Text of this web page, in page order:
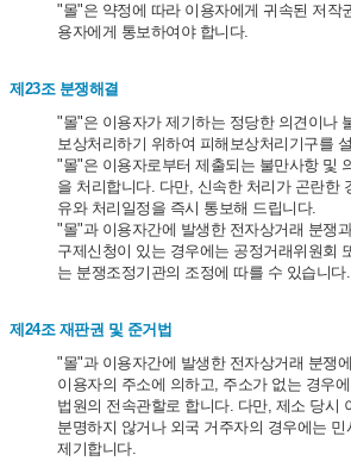
"몰"은 약정에 따라 이용자에게 귀속된 저작
용자에게 통보하여야 합니다.
제23조 분쟁해결
"몰"은 이용자가 제기하는 정당한 의견이나
보상처리하기 위하여 피해보상처리기구를
"몰"은 이용자로부터 제출되는 불만사항 및
을 처리합니다. 다만, 신속한 처리가 곤란한
유와 처리일정을 즉시 통보해 드립니다.
"몰"과 이용자간에 발생한 전자상거래 분쟁
구제신청이 있는 경우에는 공정거래위원회
는 분쟁조정기관의 조정에 따를 수 있습니다.
제24조 재판권 및 준거법
"몰"과 이용자간에 발생한 전자상거래 분쟁
이용자의 주소에 의하고, 주소가 없는 경우
법원의 전속관할로 합니다. 다만, 제소 당시
분명하지 않거나 외국 거주자의 경우에는
제기합니다.